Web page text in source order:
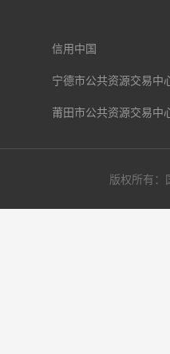
信用中国
宁德市公共资源交易中
莆田市公共资源交易中
版权所有：